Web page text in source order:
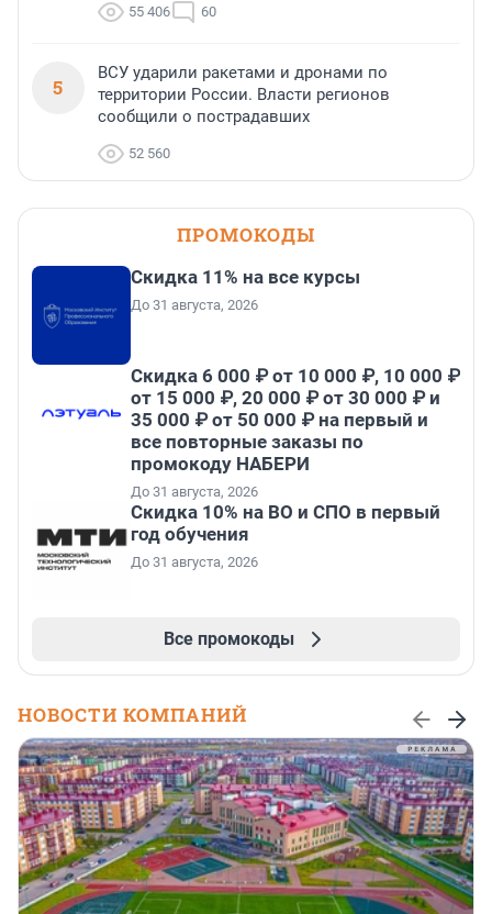
55 406 60
5
ВСУ ударили ракетами и дронами по
территории России. Власти регионов
сообщили о пострадавших
52 560
ПРОМОКОДЫ
Скидка 11% на все курсы
До 31 августа, 2026
Скидка 6 000 ₽ от 10 000 ₽, 10 000 ₽
от 15 000 ₽, 20 000 ₽ от 30 000 ₽ и
35 000 ₽ от 50 000 ₽ на первый и
все повторные заказы по
промокоду НАБЕРИ
До 31 августа, 2026
Скидка 10% на ВО и СПО в первый
год обучения
До 31 августа, 2026
Все промокоды
НОВОСТИ КОМПАНИЙ